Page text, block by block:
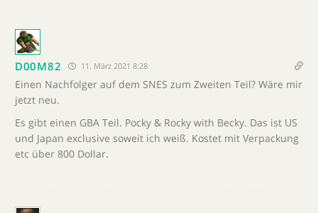
D00M82 11. März 2021 8:28
Einen Nachfolger auf dem SNES zum Zweiten Teil? Wäre mir
jetzt neu.
Es gibt einen GBA Teil. Pocky & Rocky with Becky. Das ist US
und Japan exclusive soweit ich weiß. Kostet mit Verpackung
etc über 800 Dollar.